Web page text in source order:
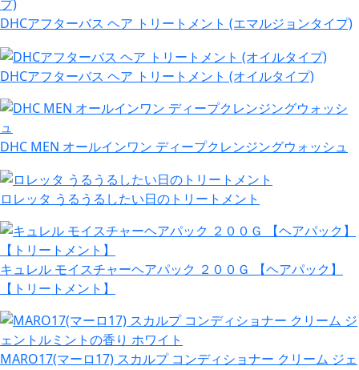
DHCアフターバス ヘア トリートメント (エマルジョンタイプ)
DHCアフターバス ヘア トリートメント (オイルタイプ)
DHC MEN オールインワン ディープクレンジングウォッシュ
ロレッタ うるうるしたい日のトリートメント
キュレル モイスチャーヘアパック ２００Ｇ 【ヘアパック】
【トリートメント】
MARO17(マーロ17) スカルプ コンディショナー クリーム ジェ